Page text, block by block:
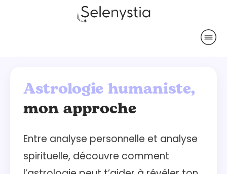
Astrologie humaniste,
mon approche
Entre analyse personnelle et analyse
spirituelle, découvre comment